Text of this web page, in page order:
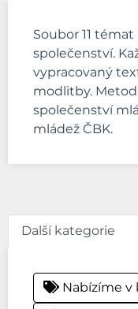
Soubor 11
společenství.
vypracovaný
modlitby.
společenství
mládež ČBK.
Další kategorie
Nabízíme